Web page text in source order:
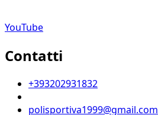
YouTube
Contatti
+393202931832
polisportiva1999@gmail.com